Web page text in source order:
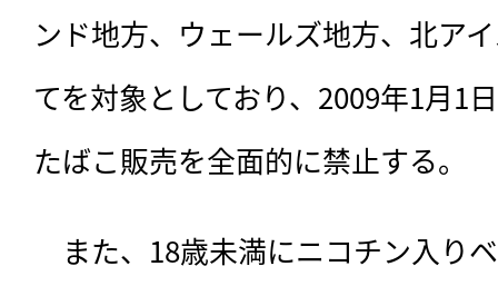
ンド地方、ウェールズ地方、北ア
てを対象としており、2009年1月1
たばこ販売を全面的に禁止する。
また、18歳未満にニコチン入り